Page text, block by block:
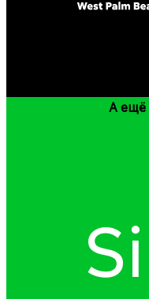
А ещё